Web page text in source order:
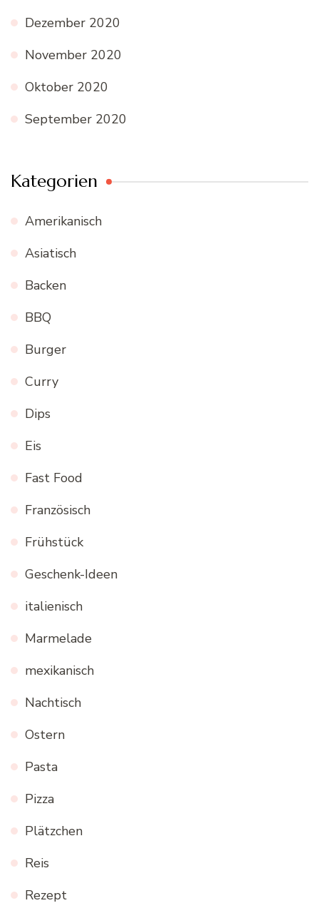
Dezember 2020
November 2020
Oktober 2020
September 2020
Kategorien
Amerikanisch
Asiatisch
Backen
BBQ
Burger
Curry
Dips
Eis
Fast Food
Französisch
Frühstück
Geschenk-Ideen
italienisch
Marmelade
mexikanisch
Nachtisch
Ostern
Pasta
Pizza
Plätzchen
Reis
Rezept